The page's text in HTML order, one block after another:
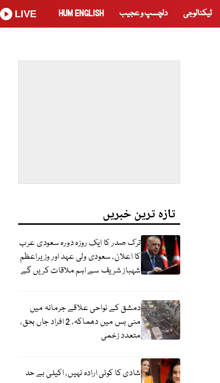
ٹیکنالوجی دلچسپ و عجیب HUM ENGLISH
LIVE
تازہ ترین خبریں
ترک صدر کا ایک روزہ دورہ سعودی عرب
کا اعلان، سعودی ولی عہد اور وزیراعظم
شہباز شریف سے اہم ملاقات کریں گے
دمشق کے نواحی علاقے جرمانہ میں
منی بس میں دھماکہ، 2 افراد جاں بحق،
متعدد زخمی
شادی کا کوئی ارادہ نہیں، اکیلی بے حد